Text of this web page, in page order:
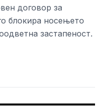
договор за
блокира носењето
застапеност.